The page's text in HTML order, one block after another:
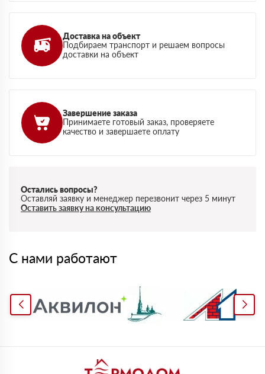
Доставка на объект
Подбираем транспорт и решаем вопросы
доставки на объект
Завершение заказа
Принимаете готовый заказ, проверяете
качество и завершаете оплату
Остались вопросы?
Оставляй заявку и менеджер перезвонит через 5 минут
Оставить заявку на консультацию
С нами работают